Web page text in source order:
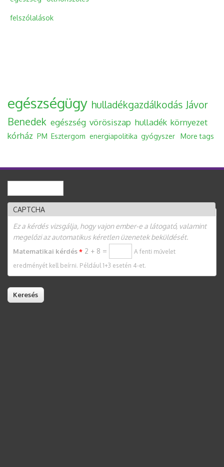
felszólalások
egészségügy hulladékgazdálkodás Jávor
Benedek egészség vörösiszap hulladék környezet
kórház PM Esztergom energiapolitika gyógyszer More tags
CAPTCHA
Ez a kérdés vizsgálja, hogy vajon ember-e a látogató, valamint
megelőzi az automatikus kéretlen üzenetek beküldését.
Matematikai kérdés* 2 + 8 =
A fenti művelet
eredményét kell beírni. Például 1+3 esetén 4-et.